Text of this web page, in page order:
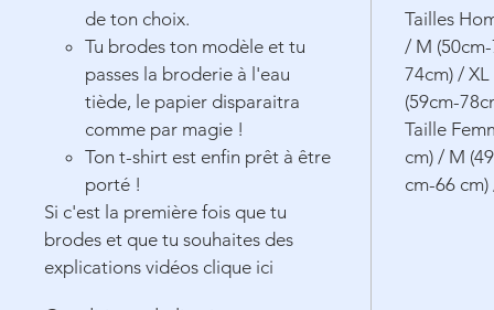
de ton choix.
Tu brodes ton modèle et tu
passes la broderie à l'eau
tiède, le papier disparaitra
comme par magie !
Ton t-shirt est enfin prêt à être
porté !
Si c'est la première fois que tu
brodes et que tu souhaites des
explications vidéos clique ici
Tailles
/ M
74cm) /
(59cm-
Taille
cm) / M
cm-66 cm)